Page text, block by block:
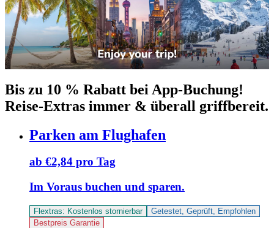
Bis zu 10 % Rabatt bei App-Buchung!
Reise-Extras immer & überall griffbereit.
Parken am Flughafen
ab €2,84 pro Tag
Im Voraus buchen und sparen.
Flextras: Kostenlos stornierbar
Getestet, Geprüft, Empfohlen
Bestpreis Garantie